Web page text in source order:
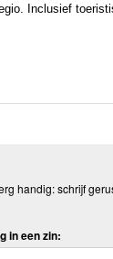
Inclusief
handig: schrijf
in een zin: